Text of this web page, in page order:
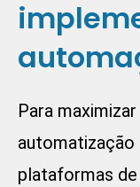
Para
plataformas